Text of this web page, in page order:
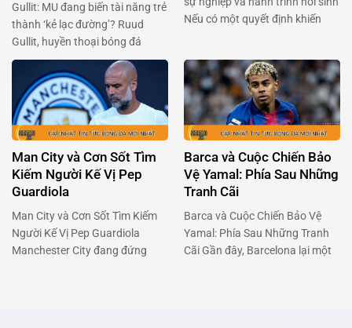
Gullit: MU đang biến tài năng trẻ
thành ‘kẻ lạc đường’? Ruud
Gullit, huyền thoại bóng đá
người Hà Lan, gần đây đã gây
bão với phát biểu về Alejandro
Garnacho – tài năng trẻ của
Manchester United. Ông cho
rằng Garnacho, một viên ngọc
sáng giá, đang bị kìm hãm bởi
chính môi trường …
Nếu có một quyết định khiến
chính là lần chuyển đến Chelsea
vào năm 2022. Chân sút người
Gabon đã dám trải lòng về giai
đoạn u ám ấy, và cách anh đang
tìm …
Man City và Cơn Sốt Tìm
Kiếm Người Kế Vị Pep
Guardiola
Man City và Cơn Sốt Tìm Kiếm
Người Kế Vị Pep Guardiola
Manchester City đang đứng
Barca và Cuộc Chiến Bảo
Vệ Yamal: Phía Sau Những
Tranh Cãi
Barca và Cuộc Chiến Bảo Vệ
Yamal: Phía Sau Những Tranh
Cãi Gần đây, Barcelona lại một